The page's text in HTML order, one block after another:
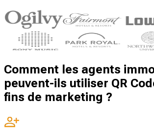
Comment les agents
peuvent-ils utiliser QR
fins de marketing ?